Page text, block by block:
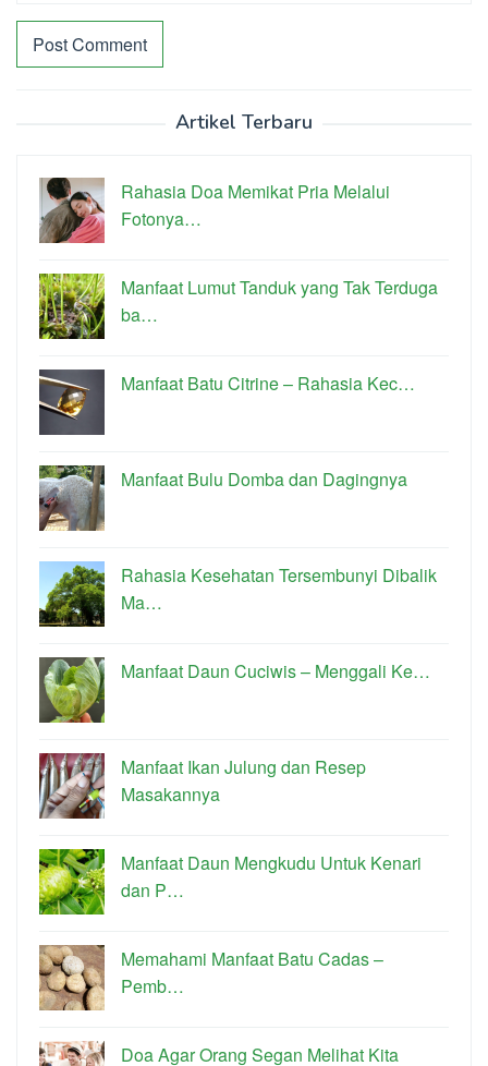
Artikel Terbaru
Rahasia Doa Memikat Pria Melalui
Fotonya…
Manfaat Lumut Tanduk yang Tak Terduga
ba…
Manfaat Batu Citrine – Rahasia Kec…
Manfaat Bulu Domba dan Dagingnya
Rahasia Kesehatan Tersembunyi Dibalik
Ma…
Manfaat Daun Cuciwis – Menggali Ke…
Manfaat Ikan Julung dan Resep
Masakannya
Manfaat Daun Mengkudu Untuk Kenari
dan P…
Memahami Manfaat Batu Cadas –
Pemb…
Doa Agar Orang Segan Melihat Kita